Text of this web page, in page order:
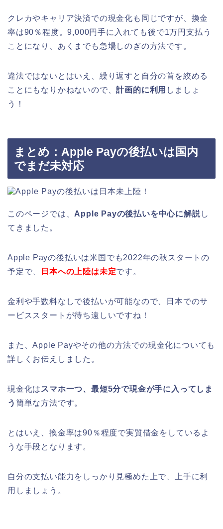
クレカやキャリア決済での現金化も同じですが、換金
率は90％程度。9,000円手に入れても後で1万円支払う
ことになり、あくまでも急場しのぎの方法です。
違法ではないとはいえ、繰り返すと自分の首を絞める
ことにもなりかねないので、計画的に利用 しましょ
う！
まとめ：Apple Payの後払いは国内
でまだ未対応
このページでは、 Apple Payの後払いを中心に解説し
てきました。
Apple Payの後払いは米国でも2022年の秋スタートの
予定で、
日本への上陸は未定です。
金利や手数料なしで後払いが可能なので、日本でのサ
ービススタートが待ち遠しいですね！
また、Apple Payやその他の方法での現金化についても
詳しくお伝えしました。
現金化は スマホ一つ、最短5分で現金が手に入ってしま
う 簡単な方法です。
とはいえ、換金率は90％程度で実質借金をしているよ
うな手段となります。
自分の支払い能力をしっかり見極めた上で、上手に利
用しましょう。